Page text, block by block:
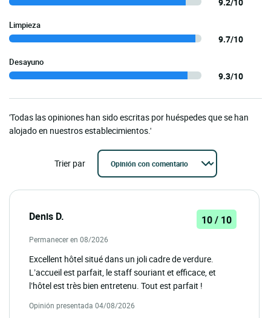
Limpieza
9.7/10
Desayuno
9.3/10
'Todas las opiniones han sido escritas por huéspedes que se han
alojado en nuestros establecimientos.'
Trier par
Denis D. 10 / 10
Permanecer en 08/2026
Excellent hôtel situé dans un joli cadre de verdure.
L’accueil est parfait, le staff souriant et efficace, et
l’hôtel est très bien entretenu. Tout est parfait !
Opinión presentada 04/08/2026